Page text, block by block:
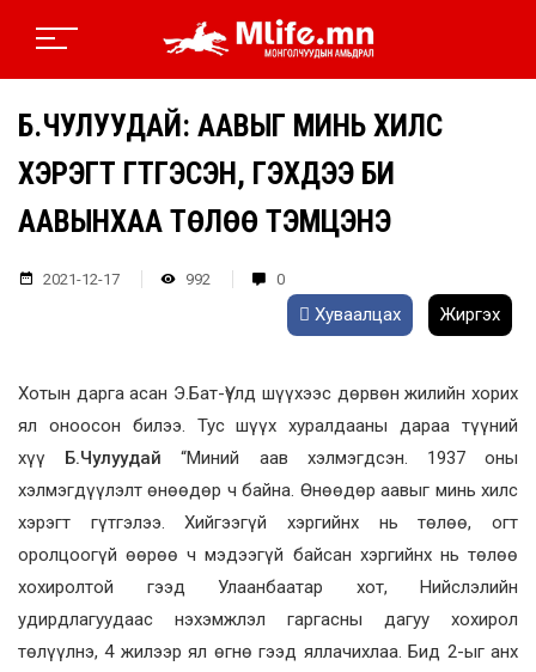
Б.ЧУЛУУДАЙ: ААВЫГ МИНЬ ХИЛС
ХЭРЭГТ ГҮТГЭСЭН, ГЭХДЭЭ БИ
ААВЫНХАА ТӨЛӨӨ ТЭМЦЭНЭ
2021-12-17 992 0
Хуваалцах Жиргэх
Хотын дарга асан Э.Бат-Үүлд шүүхээс дөрвөн жилийн хорих
ял оноосон билээ. Тус шүүх хуралдааны дараа түүний
хүү Б.Чулуудай“Миний аав хэлмэгдсэн. 1937 оны
хэлмэгдүүлэлт өнөөдөр ч байна. Өнөөдөр аавыг минь хилс
хэрэгт гүтгэлээ. Хийгээгүй хэргийнх нь төлөө, огт
оролцоогүй өөрөө ч мэдээгүй байсан хэргийнх нь төлөө
хохиролтой гээд Улаанбаатар хот, Нийслэлийн
удирдлагуудаас нэхэмжлэл гаргасны дагуу хохирол
төлүүлнэ, 4 жилээр ял өгнө гээд яллачихлаа. Бид 2-ыг анх